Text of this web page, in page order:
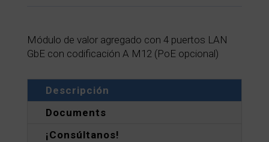
Módulo de valor agregado con 4 puertos LAN
GbE con codificación A M12 (PoE opcional)
Descripción
Documents
¡Consúltanos!